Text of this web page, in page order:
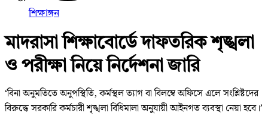
শিক্ষাঙ্গন
মাদরাসা শিক্ষাবোর্ডে দাফতরিক শৃঙ্খলা
ও পরীক্ষা নিয়ে নির্দেশনা জারি
‘বিনা অনুমতিতে অনুপস্থিতি, কর্মস্থল ত্যাগ বা বিলম্বে অফিসে এলে সংশ্লিষ্টদের
বিরুদ্ধে সরকারি কর্মচারী শৃঙ্খলা বিধিমালা অনুযায়ী আইনগত ব্যবস্থা নেয়া হবে।’